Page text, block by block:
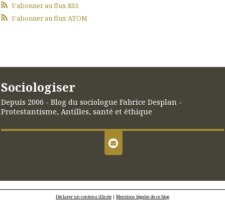
S'abonner au flux RSS
S'abonner au flux ATOM
Sociologiser
Depuis 2006 - Blog du sociologue Fabrice Desplan -
Protestantisme, Antilles, santé et éthique
Déclarer un contenu illicite | Mentions légales de ce blog